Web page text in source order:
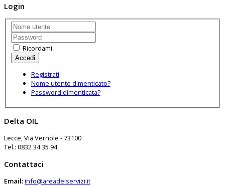
Login
Ricordami
Registrati
Nome utente dimenticato?
Password dimenticata?
Delta OIL
Lecce, Via Vernole - 73100
Tel.: 0832 34 35 94
Contattaci
Email:info@areadeiservizi.it